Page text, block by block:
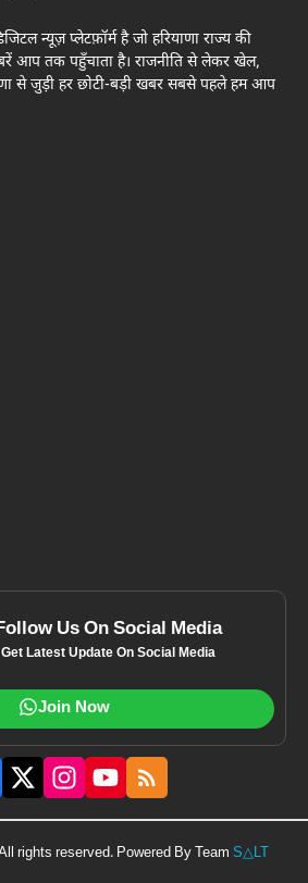
न्यूज़ प्लेटफ़ॉर्म है जो हरियाणा राज्य की
आप तक पहुँचाता है। राजनीति से लेकर खेल,
से जुड़ी हर छोटी-बड़ी खबर सबसे पहले हम आप
Us On Social Media
Get Latest Update On Social Media
Join Now
rights reserved. Powered By Team S△LT